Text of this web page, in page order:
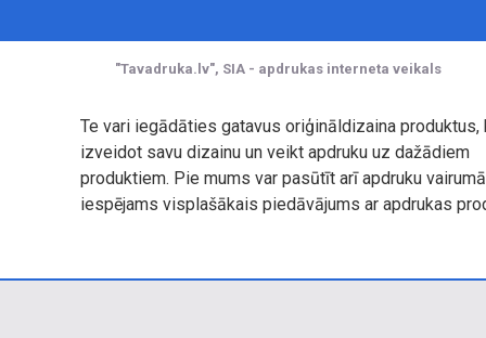
"Tavadruka.lv", SIA - apdrukas interneta veikals
Te vari iegādāties gatavus oriģināldizaina produktus,
izveidot savu dizainu un veikt apdruku uz dažādiem
produktiem. Pie mums var pasūtīt arī apdruku
iespējams visplašākais piedāvājums ar apdrukas